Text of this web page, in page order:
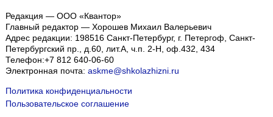
Редакция — ООО «Квантор»
Главный редактор — Хорошев Михаил Валерьевич
Адрес редакции: 198516 Санкт-Петербург, г. Петергоф Санкт-
Петербургский пр., д.60, лит.А, ч.п. 2-Н, оф.432, 434
Телефон:+7 812 640-06-60
Электронная почта: askme@shkolazhizni.ru
Политика конфиденциальности
Пользовательское соглашение